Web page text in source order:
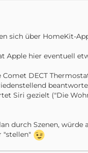
homebridge-fritz-
Process...
sich über HomeKit-
Apple hier eventuell
Comet DECT
Siri gezielt ("Die
durch Szenen, würde
"stellen"